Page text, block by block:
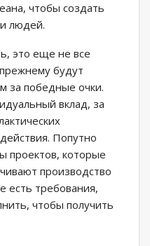
чтобы создать
людей.
это еще не все
будут
за победные очки.
вклад, за
Попутно
проектов, которые
производство
есть требования,
чтобы получить